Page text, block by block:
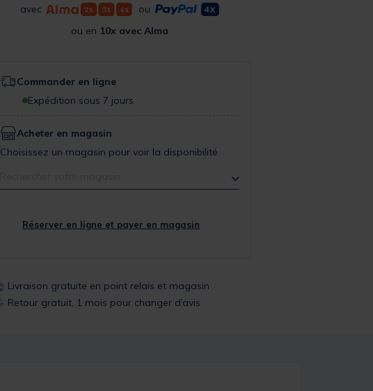
avec
ou
ou en 10x avec Alma
Commander en ligne
Expédition sous 7 jours
Acheter en magasin
Choisissez un magasin pour voir la disponibilité
Réserver en ligne et payer en magasin
Livraison gratuite en point relais et magasin
Retour gratuit, 1 mois pour changer d’avis